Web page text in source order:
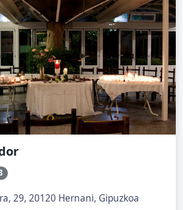
29, 20120 Hernani, Gipuzkoa